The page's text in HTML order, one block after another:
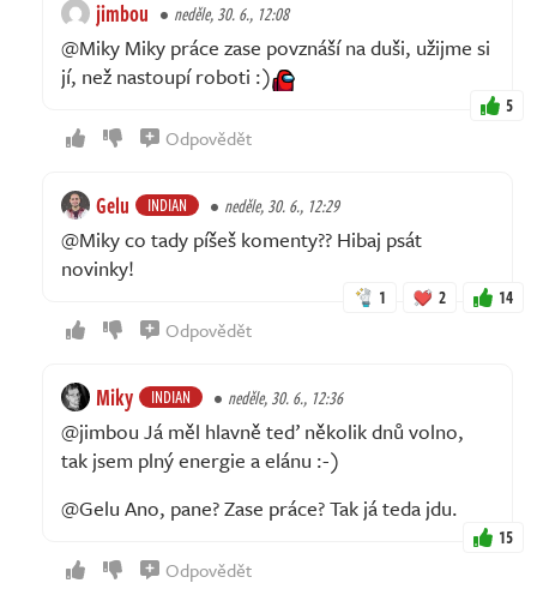
jimbou neděle, 30. 6., 12:08
@Miky Miky práce zase povznáší na duši, užijme si
jí, než nastoupí roboti :)
5
Odpovědět
Gelu INDIAN neděle, 30. 6., 12:29
@Miky co tady píšeš komenty?? Hibaj psát
novinky!
1 2 14
Odpovědět
Miky INDIAN neděle, 30. 6., 12:36
@jimbou Já měl hlavně teď několik dnů volno,
tak jsem plný energie a elánu :-)
@Gelu Ano, pane? Zase práce? Tak já teda jdu.
15
Odpovědět